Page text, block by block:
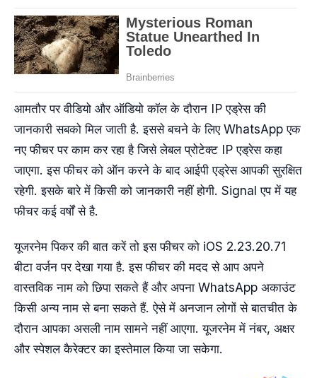
आमतौर पर वीडियो और ऑडियो कॉल के दौरान IP एड्रेस की
जानकारी सबको मिल जाती है. इससे बचने के लिए WhatsApp एक
नए फीचर पर काम कर रहा है जिसे लेबल प्रोटेक्ट IP एड्रेस कहा
जाएगा. इस फीचर को ऑन करने के बाद आईपी एड्रेस आपकी सुरक्षित
रहेगी. इसके बारे में किसी को जानकारी नहीं होगी. Signal एप में यह
फीचर कई वर्षों से है.
यूजरनेम पिकर की बात करें तो इस फीचर को iOS 2.23.20.71
बीटा वर्जन पर देखा गया है. इस फीचर की मदद से आप अपने
वास्तविक नाम को छिपा सकते हैं और अपना WhatsApp अकाउंट
किसी अन्य नाम से बना सकते हैं. ऐसे में अनजान लोगों से बातचीत के
दौरान आपका असली नाम सामने नहीं आएगा. यूजरनेम में नंबर, अक्षर
और स्पेशल कैरेक्टर का इस्तेमाल किया जा सकेगा.